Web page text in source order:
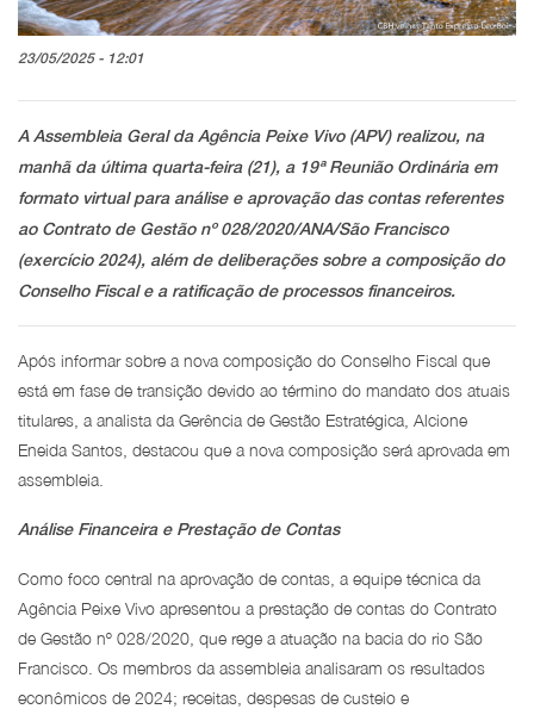
23/05/2025 - 12:01
A Assembleia Geral da Agência Peixe Vivo (APV) realizou, na
manhã da última quarta-feira (21), a 19ª Reunião Ordinária em
formato virtual para análise e aprovação das contas referentes
ao Contrato de Gestão nº 028/2020/ANA/São Francisco
(exercício 2024), além de deliberações sobre a composição do
Conselho Fiscal e a ratificação de processos financeiros.
Após informar sobre a nova composição do Conselho Fiscal que
está em fase de transição devido ao término do mandato dos atuais
titulares, a analista da Gerência de Gestão Estratégica, Alcione
Eneida Santos, destacou que a nova composição será aprovada em
assembleia.
Análise Financeira e Prestação de Contas
Como foco central na aprovação de contas, a equipe técnica da
Agência Peixe Vivo apresentou a prestação de contas do Contrato
de Gestão nº 028/2020, que rege a atuação na bacia do rio São
Francisco. Os membros da assembleia analisaram os resultados
econômicos de 2024; receitas, despesas de custeio e